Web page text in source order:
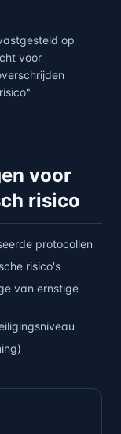
op
voor
voor
risico
protocollen
risico's
van ernstige